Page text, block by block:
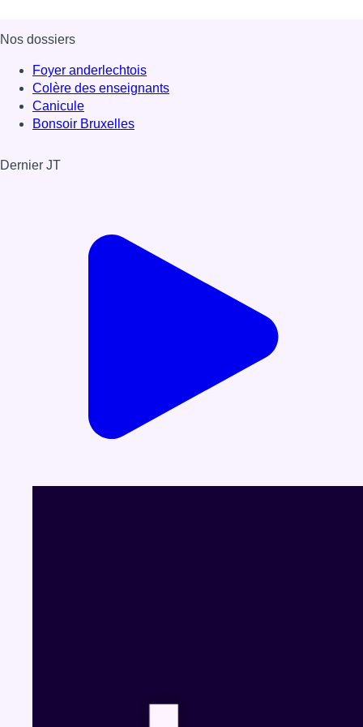
Nos dossiers
Foyer anderlechtois
Colère des enseignants
Canicule
Bonsoir Bruxelles
Dernier JT